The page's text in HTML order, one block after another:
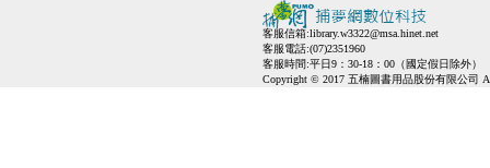
客服信箱:library.w3322@msa.hinet.net
客服電話:(07)2351960
客服時間:平日9：30-18：00（國定假日除外）
Copyright © 2017 五楠圖書用品股份有限公司